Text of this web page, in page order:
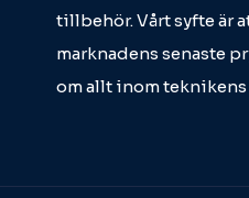
tillbehör. Vårt syfte är
marknadens senaste
om allt inom teknikens